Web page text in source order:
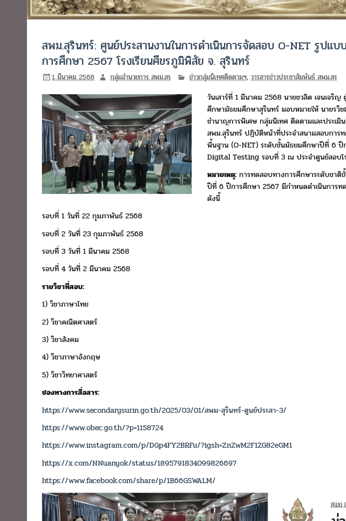
สพม.สุรินทร์: ศูนย์ประสานงานในการดำเนินการจัดสอบ O-NET รูป
การศึกษา 2567 โรงเรียนศีขรภูมิพิสัย จ. สุรินทร์
1 มีนาคม 2568 กลุ่มอำนวยการ สพม.สร ข่าวกลุ่มนิเทศติดตามฯ, วารสารข่าวประชาสัมพันธ์ สพม.สร
วันเสาร์ที่ 1 มีนาคม 2568 นายชวลิต เจนเจริญ
ศึกษามัธยมศึกษาสุรินทร์ มอบหมายให้ นายร
ชำนาญการพิเศษ กลุ่มนิเทศ ติดตามและประเมิ
สพม.สุรินทร์ ปฏิบัติหน้าที่ประจำสนามสอบการ
พื้นฐาน (O-NET) ระดับชั้นมัธยมศึกษาปีที่ 6
Digital Testing รอบที่ 3 ณ ประจำศูนย์สอบ
หมายเหตุ: การทดสอบทางการศึกษาระดับชาติ
ปีที่ 6 ปีการศึกษา 2567 มีกำหนดดำเนินการท
ดังนี้
รอบที่ 1 วันที่ 22 กุมภาพันธ์ 2568
รอบที่ 2 วันที่ 23 กุมภาพันธ์ 2568
รอบที่ 3 วันที่ 1 มีนาคม 2568
รอบที่ 4 วันที่ 2 มีนาคม 2568
รายวิชาที่สอบ:
1) วิชาภาษาไทย
2) วิชาคณิตศาสตร์
3) วิชาสังคม
4) วิชาภาษาอังกฤษ
5) วิชาวิทยาศาสตร์
ช่องทางการสื่อสาร:
https://www.secondarysurin.go.th/2025/03/01/สพม-สุรินทร์-ศูนย์ประสา-3/
https://www.obec.go.th/?p=1158724
https://www.instagram.com/p/DGp4FY2BRFu/?igsh=ZnZwM2F1ZG82eGM1
https://x.com/NNuanyok/status/1895791834099826697
https://www.facebook.com/share/p/1B66GSWALM/